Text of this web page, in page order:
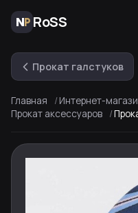
RoSS
Прокат галстуков
Главная Интернет-
Прокат аксессуаров